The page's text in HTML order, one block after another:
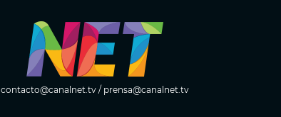
contacto@canalnet.tv/ prensa@canalnet.tv